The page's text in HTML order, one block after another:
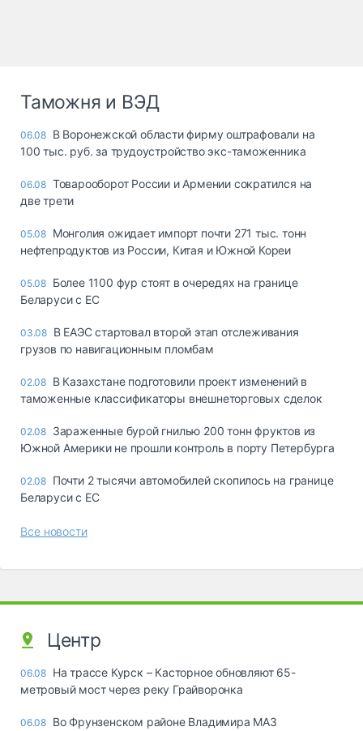
Таможня и ВЭД
06.08 В Воронежской области фирму оштрафовали на
100 тыс. руб. за трудоустройство экс-таможенника
06.08 Товарооборот России и Армении сократился на
две трети
05.08 Монголия ожидает импорт почти 271 тыс. тонн
нефтепродуктов из России, Китая и Южной Кореи
05.08 Более 1100 фур стоят в очередях на границе
Беларуси с ЕС
03.08 В ЕАЭС стартовал второй этап отслеживания
грузов по навигационным пломбам
02.08 В Казахстане подготовили проект изменений в
таможенные классификаторы внешнеторговых сделок
02.08 Зараженные бурой гнилью 200 тонн фруктов из
Южной Америки не прошли контроль в порту Петербурга
02.08 Почти 2 тысячи автомобилей скопилось на границе
Беларуси с ЕС
Все новости
Центр
06.08 На трассе Курск – Касторное обновляют 65-
метровый мост через реку Грайворонка
06.08 Во Фрунзенском районе Владимира МАЗ